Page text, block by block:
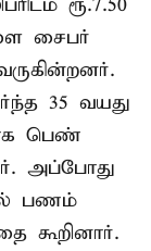
சைபர்
35 வயது
பெண்
அப்போது
பணம்
கூறினார்.